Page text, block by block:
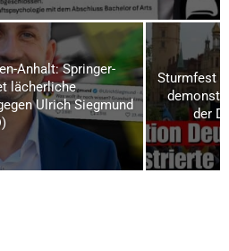
Anhalt: Springer-
lächerliche
Ulrich Siegmund
Sturmfest
der